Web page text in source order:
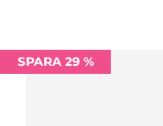
SPARA 29 %